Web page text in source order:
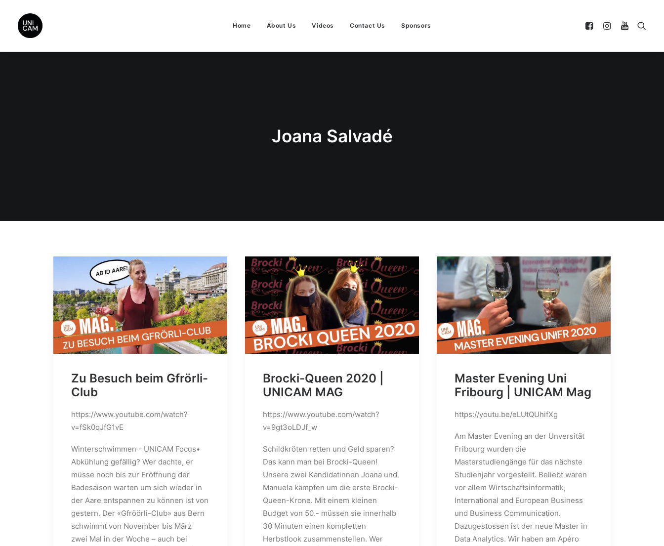
Home About Us Videos Contact Us Sponsors
Joana Salvadé
Zu Besuch beim Gfrörli-
Club
https://www.youtube.com/watch?
v=fSk0qJfG1vE
Winterschwimmen - UNICAM Focus•
Abkühlung gefällig? Wer dachte, er
müsse noch bis zur Eröffnung der
Badesaison warten um sich wieder in
der Aare entspannen zu können ist von
gestern. Der «Gfröörli-Club» aus Bern
schwimmt von November bis März
zwei Mal in der Woche – auch bei
Brocki-Queen 2020 |
UNICAM MAG
https://www.youtube.com/watch?
v=9gt3oLDJf_w
Schildkröten retten und Geld sparen?
Das kann man bei Brocki-Queen!
Unsere zwei Kandidatinnen Joana und
Manuela kämpfen um die erste Brocki-
Queen-Krone. Mit einem kleinen
Budget von 50.- müssen sie innerhalb
30 Minuten einen kompletten
Herbstlook zusammenstellen. Wer
Master Evening Uni
Fribourg | UNICAM Mag
https://youtu.be/eLUtQUhifXg
Am Master Evening an der Unversität
Fribourg wurden die
Masterstudiengänge für das nächste
Studienjahr vorgestellt. Beliebt waren
vor allem Wirtschaftsinformatik,
International and European Business
und Business Communication.
Dazugestossen ist der neue Master in
Data Analytics. Wir haben am Apéro